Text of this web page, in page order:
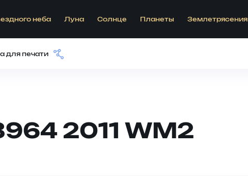
неба Луна Солнце Планеты Землетрясения
для печати
2011 WM2